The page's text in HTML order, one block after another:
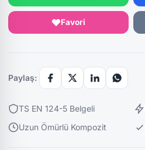
Favori
Paylaş:
TS EN 124-5 Belgeli
Uzun Ömürlü Kompozit